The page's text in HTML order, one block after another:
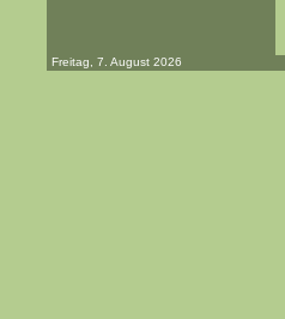
Freitag, 7. August 2026